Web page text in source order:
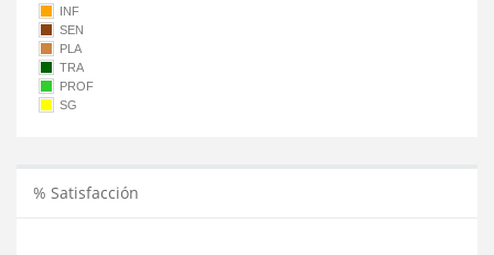
INF
SEN
PLA
TRA
PROF
SG
% Satisfacción